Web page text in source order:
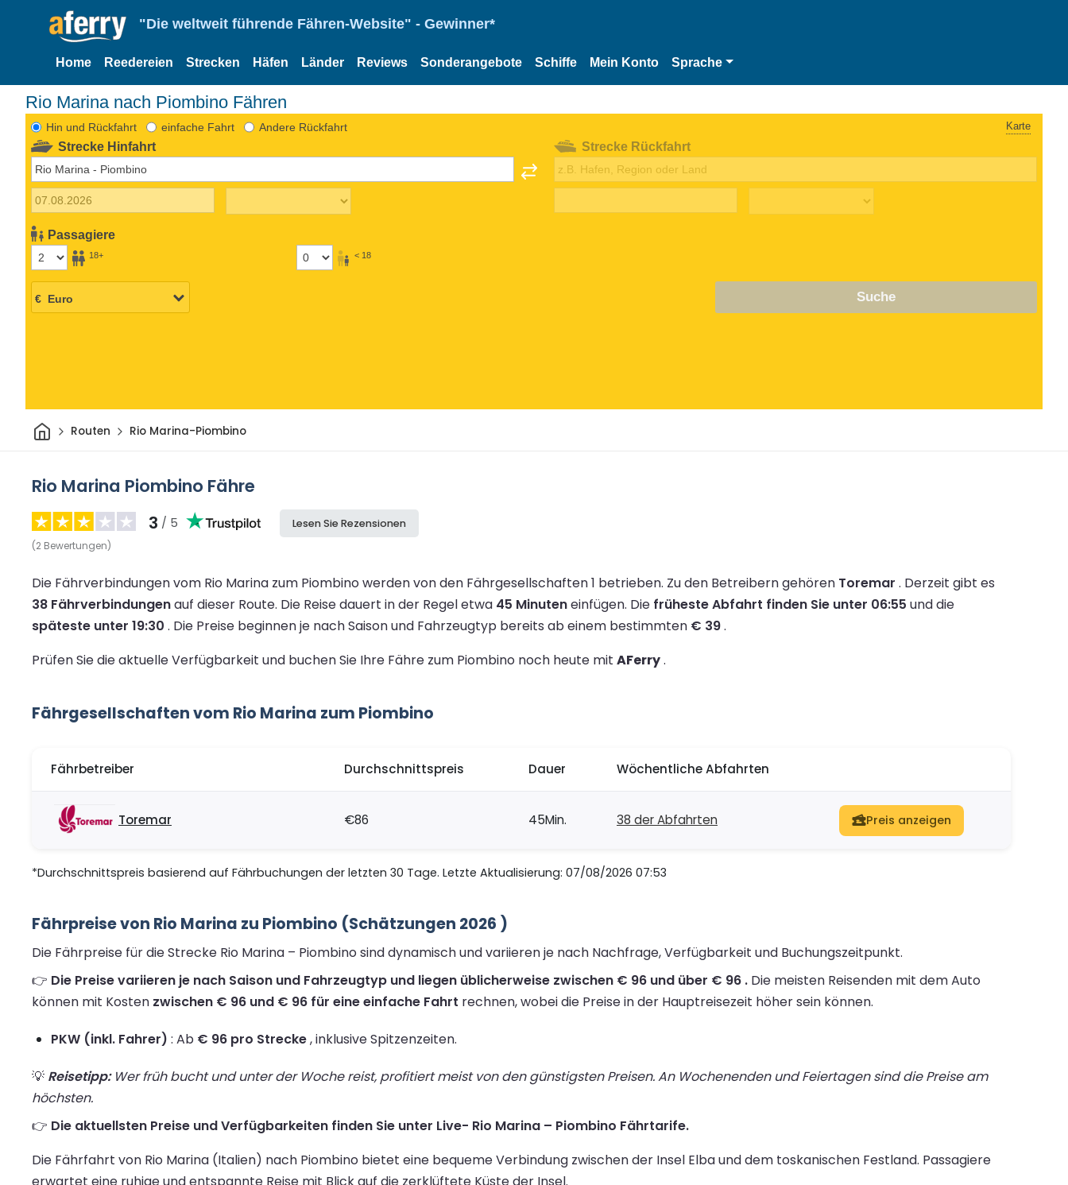
"Die weltweit führende Fähren-Website" - Gewinner*
Home Reedereien Strecken Häfen Länder Reviews Sonderangebote Schiffe Mein Konto Sprache
Rio Marina nach Piombino Fähren
Hin und Rückfahrt einfache Fahrt Andere Rückfahrt Karte
Strecke Hinfahrt
Passagiere
18+ < 18
Strecke Rückfahrt
Suche
HeimRouten Rio Marina-Piombino
Rio Marina Piombino Fähre
3 / 5
(2 Bewertungen)
Lesen Sie Rezensionen
Die Fährverbindungen vom Rio Marina zum Piombino werden von den Fährgesellschaften 1 betrieben. Zu den Betreibern gehören Toremar . Derzeit gibt es
38 Fährverbindungenauf dieser Route. Die Reise dauert in der Regel etwa 45 Minuteneinfügen. Die früheste Abfahrt finden Sie unter 06:55 und die
späteste unter 19:30 . Die Preise beginnen je nach Saison und Fahrzeugtyp bereits ab einem bestimmten € 39.
Prüfen Sie die aktuelle Verfügbarkeit und buchen Sie Ihre Fähre zum Piombino noch heute mit AFerry.
Fährgesellschaften vom Rio Marina zum Piombino
Fährbetreiber Durchschnittspreis Dauer Wöchentliche Abfahrten
Toremar €86 45Min. 38 der Abfahrten Preis anzeigen
*Durchschnittspreis basierend auf Fährbuchungen der letzten 30 Tage. Letzte Aktualisierung: 07/08/2026 07:53
Fährpreise von Rio Marina zu Piombino (Schätzungen 2026 )
Die Fährpreise für die Strecke Rio Marina – Piombino sind dynamisch und variieren je nach Nachfrage, Verfügbarkeit und Buchungszeitpunkt.
👉 Die Preise variieren je nach Saison und Fahrzeugtyp und liegen üblicherweise zwischen € 96 und über € 96 . Die meisten Reisenden mit dem Auto
können mit Kosten zwischen € 96 und € 96 für eine einfache Fahrt rechnen, wobei die Preise in der Hauptreisezeit höher sein können.
PKW (inkl. Fahrer) : Ab € 96 pro Strecke, inklusive Spitzenzeiten.
💡 Reisetipp:Wer früh bucht und unter der Woche reist, profitiert meist von den günstigsten Preisen. An Wochenenden und Feiertagen sind die Preise am
höchsten.
👉 Die aktuellsten Preise und Verfügbarkeiten finden Sie unter Live- Rio Marina – Piombino Fährtarife.
Die Fährfahrt von Rio Marina (Italien) nach Piombino bietet eine bequeme Verbindung zwischen der Insel Elba und dem toskanischen Festland. Passagiere